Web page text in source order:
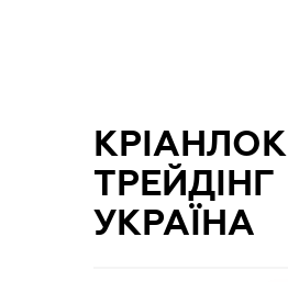
КРІАНЛОК
ТРЕЙДІНГ
УКРАЇНА